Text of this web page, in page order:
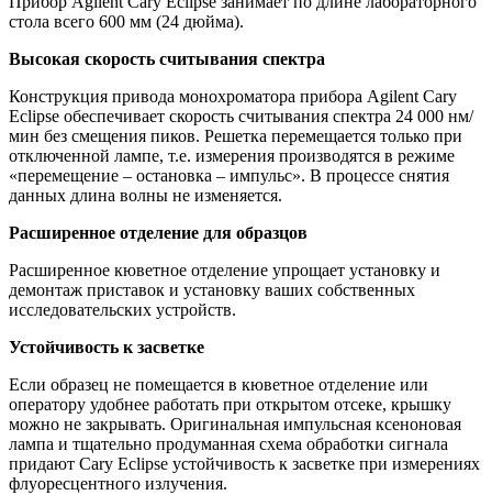
стола всего 600 мм (24 дюйма).
Высокая скорость считывания спектра
Конструкция привода монохроматора прибора Agilent Cary
Eclipse обеспечивает скорость считывания спектра 24 000 нм/
мин без смещения пиков. Решетка перемещается только при
отключенной лампе, т.е. измерения производятся в режиме
«перемещение – остановка – импульс». В процессе снятия
данных длина волны не изменяется.
Расширенное отделение для образцов
Расширенное кюветное отделение упрощает установку и
демонтаж приставок и установку ваших собственных
исследовательских устройств.
Устойчивость к засветке
Если образец не помещается в кюветное отделение или
оператору удобнее работать при открытом отсеке, крышку
можно не закрывать. Оригинальная импульсная ксеноновая
лампа и тщательно продуманная схема обработки сигнала
придают Cary Eclipse устойчивость к засветке при измерениях
флуоресцентного излучения.